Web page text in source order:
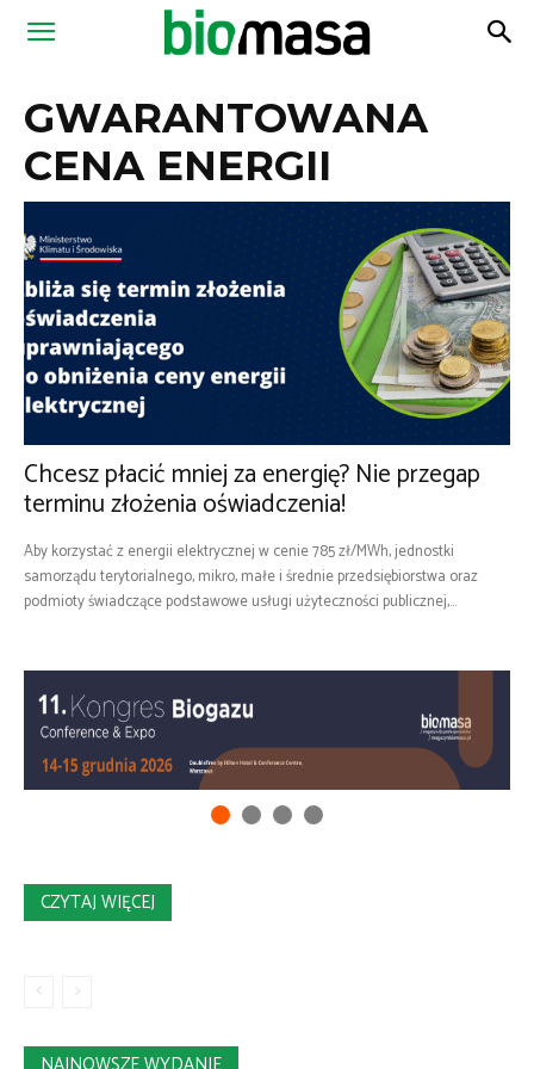
Magazyn
GWARANTOWANA
CENA ENERGII
Chcesz płacić mniej za energię? Nie przegap
terminu złożenia oświadczenia!
Aby korzystać z energii elektrycznej w cenie 785 zł/MWh, jednostki
samorządu terytorialnego, mikro, małe i średnie przedsiębiorstwa oraz
podmioty świadczące podstawowe usługi użyteczności publicznej,...
CZYTAJ WIĘCEJ